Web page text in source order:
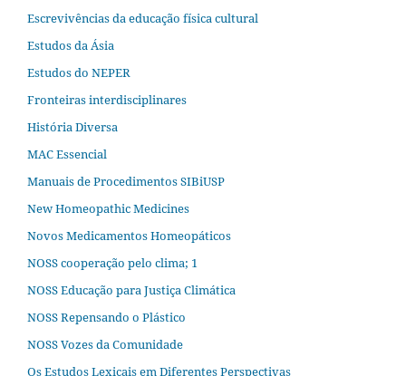
Escrevivências da educação física cultural
Estudos da Ásia​
Estudos do NEPER
Fronteiras interdisciplinares
História Diversa
MAC Essencial
Manuais de Procedimentos SIBiUSP
New Homeopathic Medicines
Novos Medicamentos Homeopáticos
NOSS cooperação pelo clima; 1
NOSS Educação para Justiça Climática
NOSS Repensando o Plástico
NOSS Vozes da Comunidade
Os Estudos Lexicais em Diferentes Perspectivas